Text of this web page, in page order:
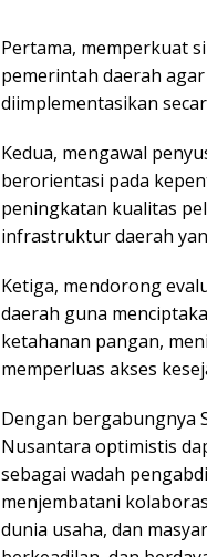
Pertama, memperkuat
pemerintah daerah
diimplementasikan
Kedua, mengawal
berorientasi pada
peningkatan kualitas
infrastruktur daerah
Ketiga, mendorong
daerah guna
ketahanan pangan,
memperluas akses
Dengan bergabungnya
Nusantara optimistis
sebagai wadah
menjembatani
dunia usaha, dan